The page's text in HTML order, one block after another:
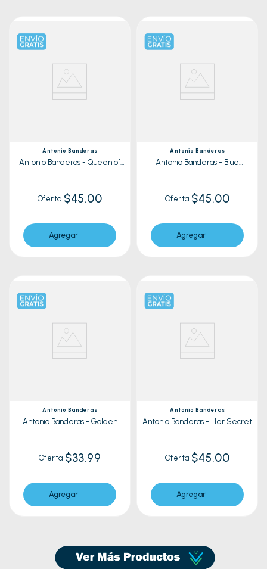
Antonio Banderas
Antonio Banderas - Queen of
Oferta $45.00
Agregar
Antonio Banderas
Antonio Banderas - Blue
Oferta $45.00
Agregar
Antonio Banderas
Antonio Banderas - Golden
Oferta $33.99
Agregar
Antonio Banderas
Antonio Banderas - Her Secret
Oferta $45.00
Agregar